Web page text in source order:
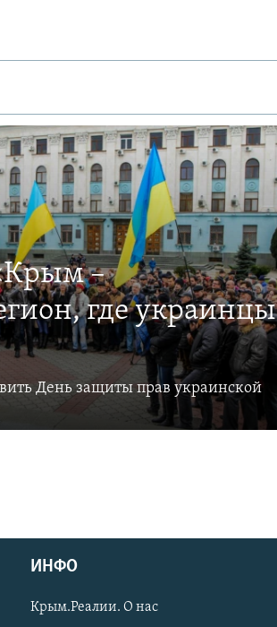
–
где украинцы
День защиты прав украинской
ИНФО
Крым.Реалии. О нас